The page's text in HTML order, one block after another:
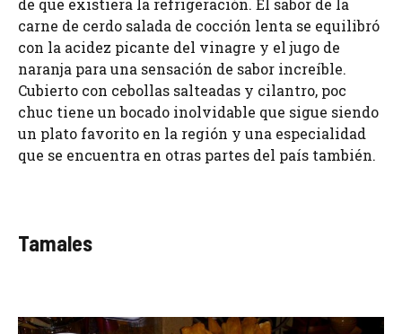
de que existiera la refrigeración. El sabor de la
carne de cerdo salada de cocción lenta se equilibró
con la acidez picante del vinagre y el jugo de
naranja para una sensación de sabor increíble.
Cubierto con cebollas salteadas y cilantro, poc
chuc tiene un bocado inolvidable que sigue siendo
un plato favorito en la región y una especialidad
que se encuentra en otras partes del país también.
Tamales